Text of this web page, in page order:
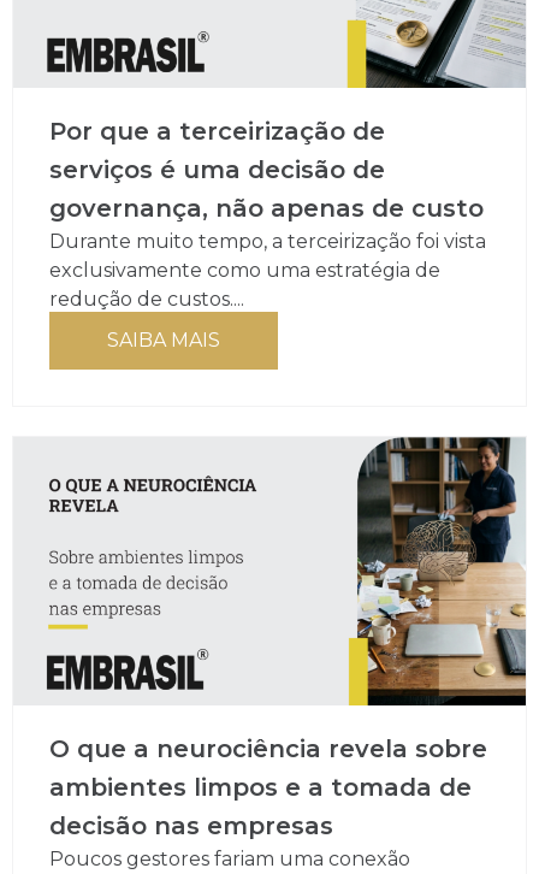
Por que a terceirização de
serviços é uma decisão de
governança, não apenas de custo
Durante muito tempo, a terceirização foi vista
exclusivamente como uma estratégia de
redução de custos....
SAIBA MAIS
O que a neurociência revela sobre
ambientes limpos e a tomada de
decisão nas empresas
Poucos gestores fariam uma conexão